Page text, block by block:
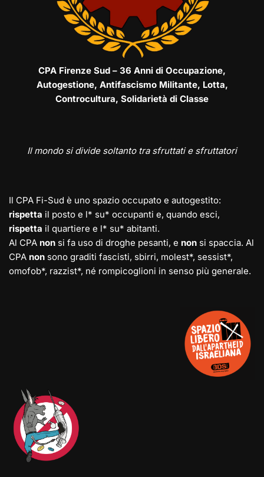
CPA Firenze Sud – 36 Anni di Occupazione,
Autogestione, Antifascismo Militante, Lotta,
Controcultura, Solidarietà di Classe
Il mondo si divide soltanto tra sfruttati e sfruttatori
Il CPA Fi-Sud è uno spazio occupato e autogestito:
rispetta il posto e l* su* occupanti e, quando esci,
rispetta il quartiere e l* su* abitanti.
Al CPA non si fa uso di droghe pesanti, e non si spaccia. Al
CPA non sono graditi fascisti, sbirri, molest*, sessist*,
omofob*, razzist*, né rompicoglioni in senso più generale.